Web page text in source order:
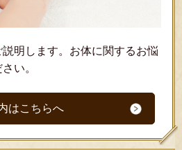
明します。お体に関するお悩
い。
はこちらへ